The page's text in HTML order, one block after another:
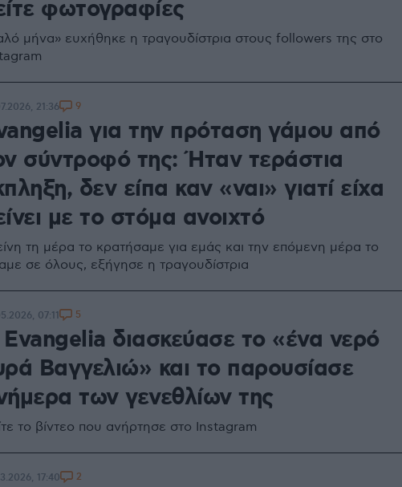
φωτογραφίες
μήνα» ευχήθηκε η τραγουδίστρια στους followers της στο
για την πρόταση γάμου από
σύντροφό της: Ήταν τεράστια
δεν είπα καν «ναι» γιατί είχα
με το στόμα ανοιχτό
τη μέρα το κρατήσαμε για εμάς και την επόμενη μέρα το
σε όλους, εξήγησε η τραγουδίστρια
21:36 9
διασκεύασε το «ένα νερό
Βαγγελιώ» και το παρουσίασε
των γενεθλίων της
το βίντεο που ανήρτησε στο Instagram
07:11 5
17:40 2